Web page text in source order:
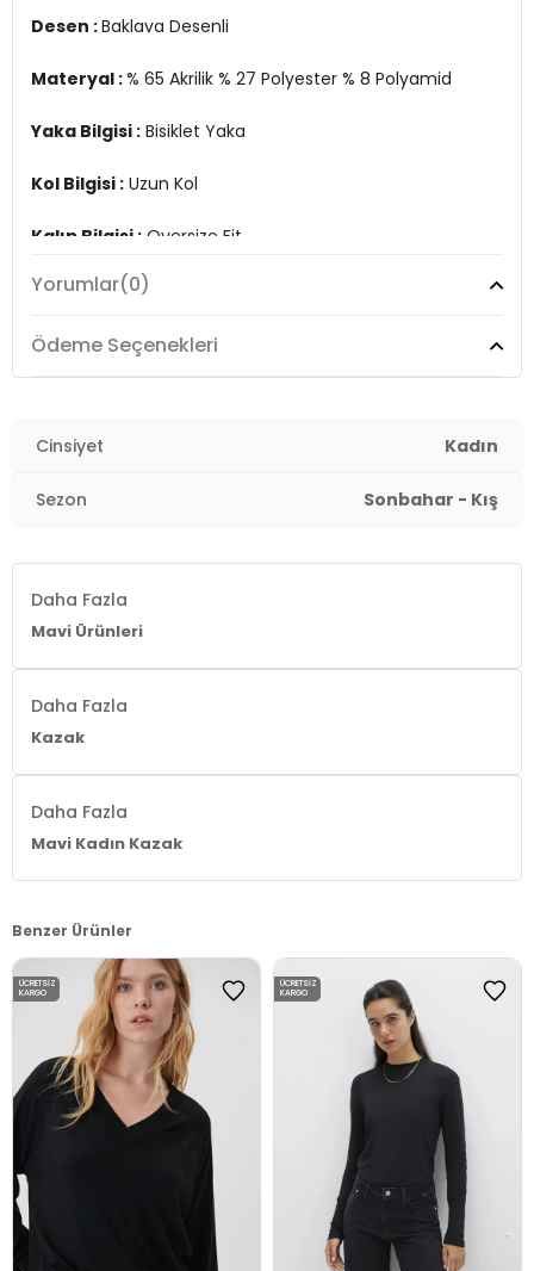
Desen :Baklava Desenli
Materyal :% 65 Akrilik % 27 Polyester % 8 Polyamid
Yaka Bilgisi : Bisiklet Yaka
Kol Bilgisi : Uzun Kol
Kalıp Bilgisi : Oversize Fit
Menşei :Türkiye
Yorumlar(0)
Ödeme Seçenekleri
Cinsiyet Kadın
Sezon Sonbahar - Kış
Daha Fazla
Mavi Ürünleri
Daha Fazla
Kazak
Daha Fazla
Mavi Kadın Kazak
Benzer Ürünler
ÜCRETSIZ
KARGO
ÜCRETSIZ
KARGO